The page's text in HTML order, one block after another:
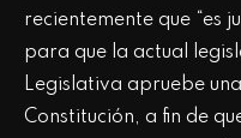
recientemente que “es
para que la actual
Legislativa apruebe
Constitución, a fin de